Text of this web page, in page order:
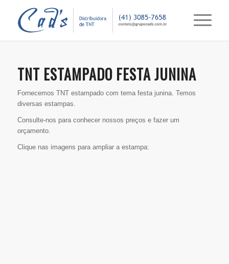
TNT ESTAMPADO FESTA JUNINA
Fornecemos TNT estampado com tema festa junina. Temos
diversas estampas.
Consulte-nos para conhecer nossos preços e fazer um
orçamento.
Clique nas imagens para ampliar a estampa: